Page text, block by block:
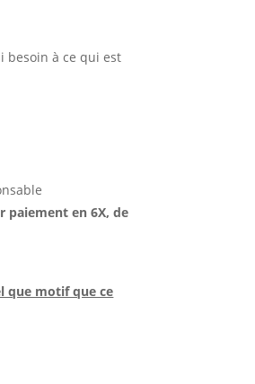
besoin à ce qui est
paiement en 6X, de
que motif que ce